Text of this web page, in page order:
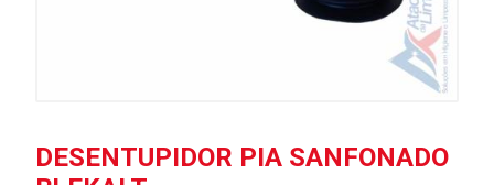
DESENTUPIDOR PIA SANFONADO